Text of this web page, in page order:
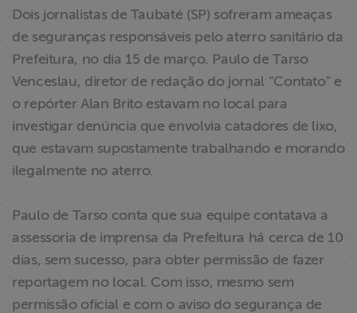
Expressão
Projetos
Proteção Legal
e Litigância
dos
Notícias
Associe-se
Dois jornalistas de Taubaté (SP) sofreram ameaças
de seguranças responsáveis pelo aterro sanitário da
Prefeitura, no dia 15 de março. Paulo de Tarso
Venceslau, diretor de redação do jornal “Contato” e
o repórter Alan Brito estavam no local para
investigar denúncia que envolvia catadores de lixo,
que estavam supostamente trabalhando e morando
ilegalmente no aterro.
Paulo de Tarso conta que sua equipe contatava a
assessoria de imprensa da Prefeitura há cerca de 10
dias, sem sucesso, para obter permissão de fazer
reportagem no local. Com isso, mesmo sem
permissão oficial e com o aviso do segurança de